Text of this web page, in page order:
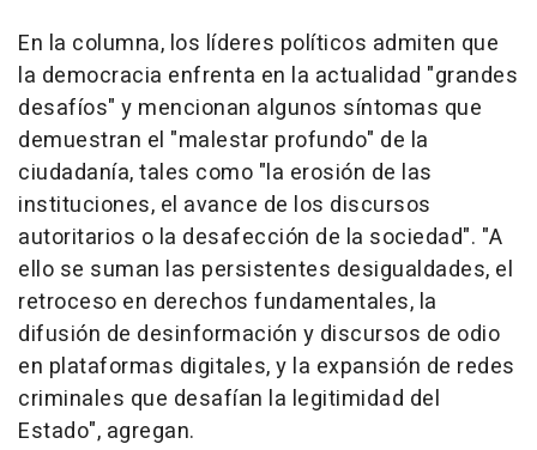
En la columna, los líderes políticos admiten que
la democracia enfrenta en la actualidad "grandes
desafíos" y mencionan algunos síntomas que
demuestran el "malestar profundo" de la
ciudadanía, tales como "la erosión de las
instituciones, el avance de los discursos
autoritarios o la desafección de la sociedad". "A
ello se suman las persistentes desigualdades, el
retroceso en derechos fundamentales, la
difusión de desinformación y discursos de odio
en plataformas digitales, y la expansión de redes
criminales que desafían la legitimidad del
Estado", agregan.